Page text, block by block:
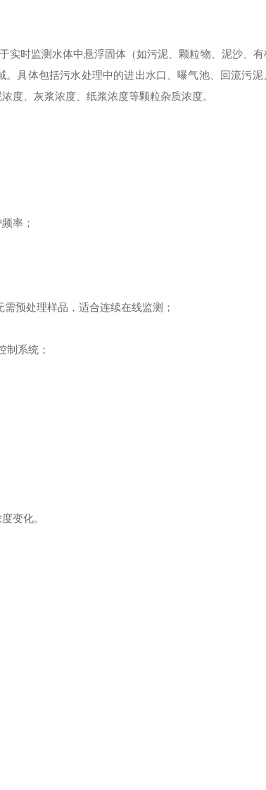
实时监测水体中悬浮固体（如污泥、颗粒物、泥沙、
具体包括污水处理中的进出水口、曝气池、回流污泥
度、灰浆浓度、纸浆浓度等颗粒杂质浓度。
率；
预处理样品，适合连续在线监测；
制系统；
变化。